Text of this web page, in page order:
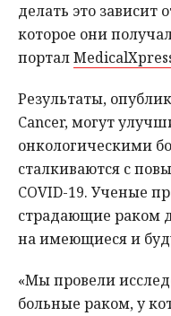
делать это зависит
которое они
портал
Результаты,
Cancer, могут
онкологическими
сталкиваются с
COVID-19. Ученые
страдающие раком
на имеющиеся и
«Мы провели
больные раком, у